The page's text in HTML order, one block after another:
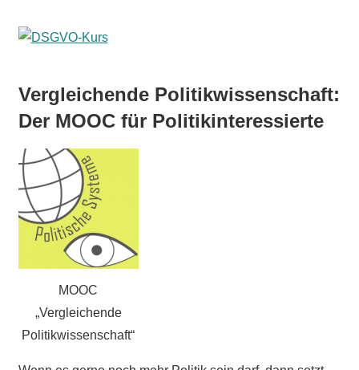
Vergleichende Politikwissenschaft:
Der MOOC für Politikinteressierte
MOOC
„Vergleichende
Politikwissenschaft“